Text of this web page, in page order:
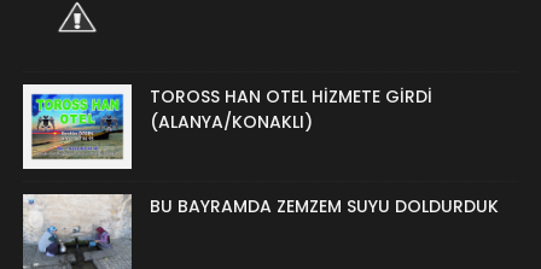
TOROSS HAN OTEL HİZMETE GİRDİ
(ALANYA/KONAKLI)
BU BAYRAMDA ZEMZEM SUYU DOLDURDUK